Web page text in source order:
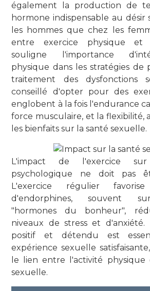
également la production de
hormone indispensable au
les hommes que chez les
entre exercice physique et
souligne l'importance
physique dans les stratégies de
traitement des dysfonctions
conseillé d'opter pour des
englobent à la fois l'endurance
force musculaire, et la flexibilité,
les bienfaits sur la santé sexuelle.
L'impact de l'exercice
psychologique ne doit pas
L'exercice régulier
d'endorphines, souvent
"hormones du bonheur",
niveaux de stress et
positif et détendu est
expérience sexuelle
le lien entre l'activité physique
sexuelle.